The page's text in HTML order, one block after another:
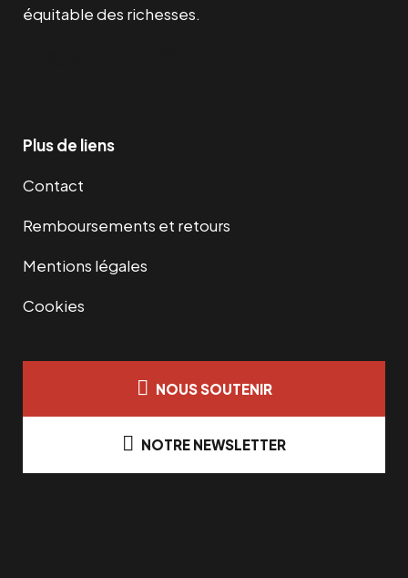
équitable des richesses.
Plus de liens
Contact
Remboursements et retours
Mentions légales
Cookies
NOUS SOUTENIR
NOTRE NEWSLETTER